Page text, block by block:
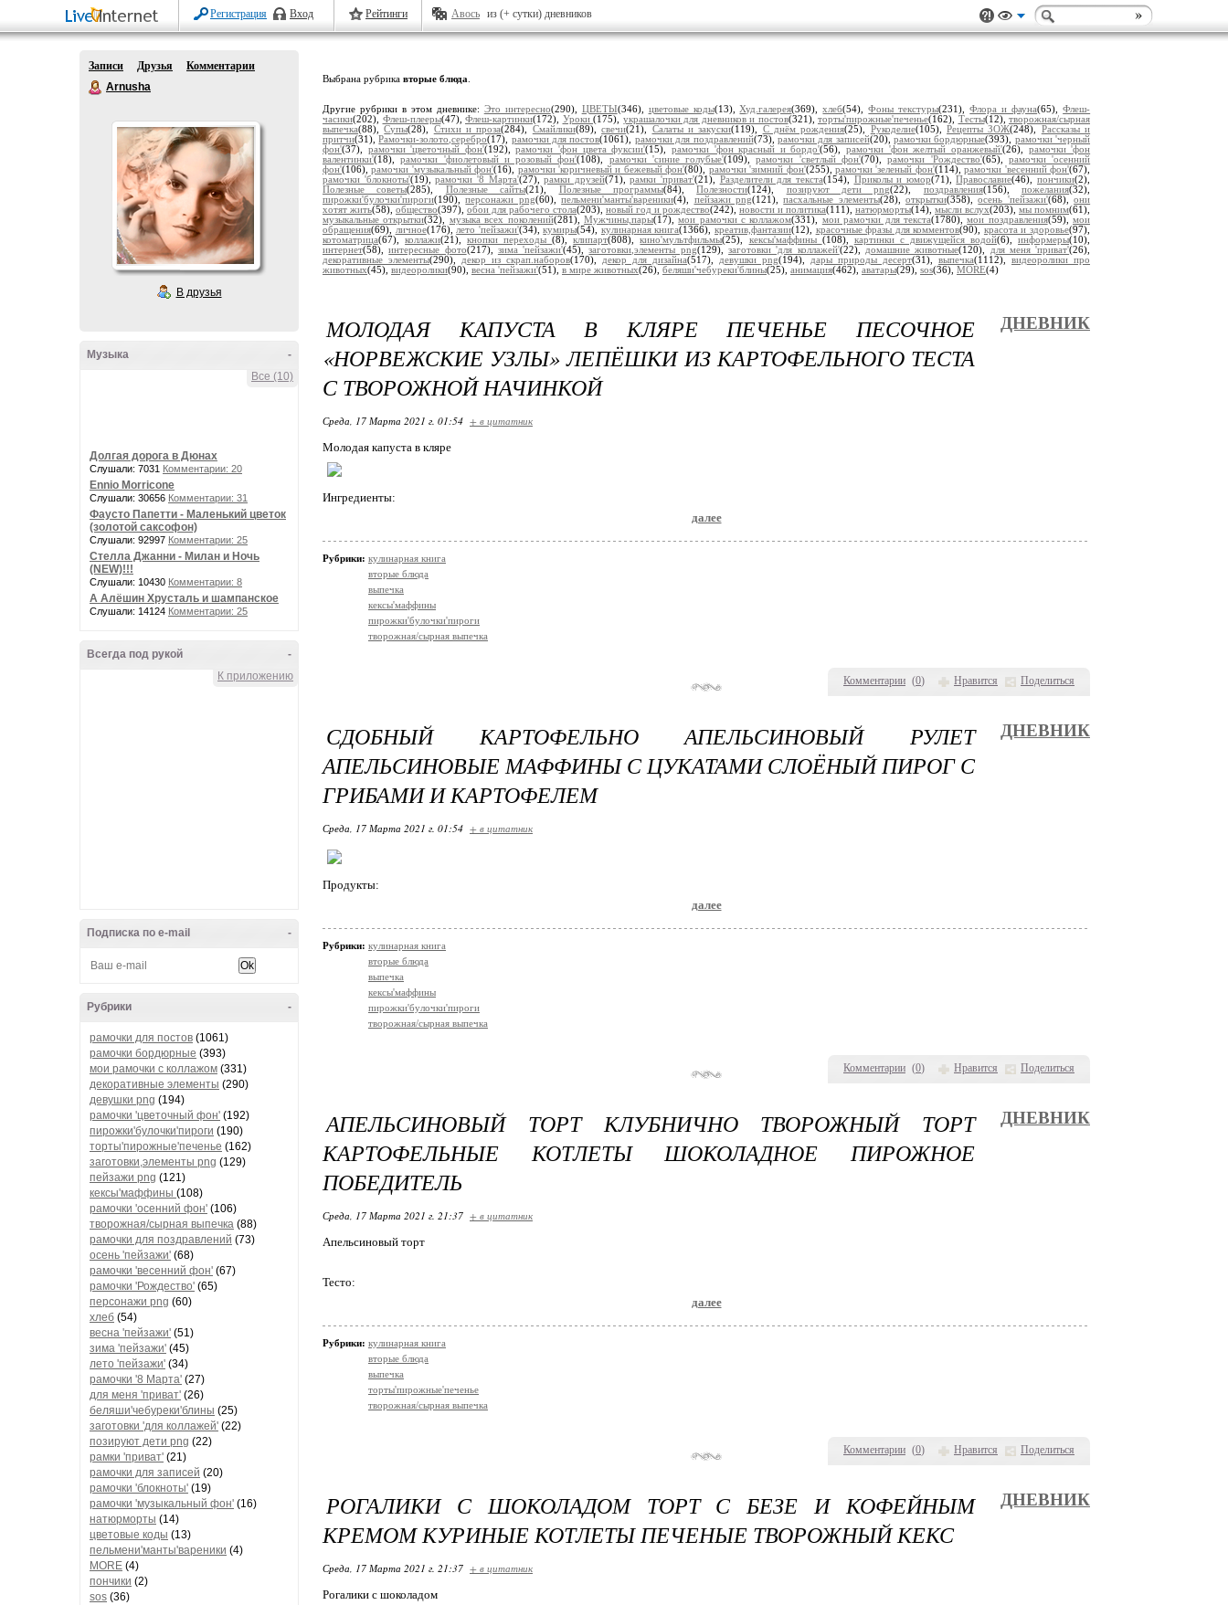
Регистрация Вход Рейтинги Авось из (+ сутки) дневников
Записи Друзья
Комментарии
Arnusha
В друзья
-
Музыка
Все (10)
Долгая дорога в Дюнах
Слушали: 7031 Комментарии: 20
Ennio Morricone
Слушали: 30656 Комментарии: 31
Фаусто Папетти - Маленький цветок
(золотой саксофон)
Слушали: 92997 Комментарии: 25
Стелла Джанни - Милан и Ночь
(NEW)!!!
Слушали: 10430 Комментарии: 8
А Алёшин Хрусталь и шампанское
Слушали: 14124 Комментарии: 25
-
Всегда под рукой
К приложению
-
Подписка по e-mail
-
Рубрики
рамочки для постов (1061)
рамочки бордюрные (393)
мои рамочки с коллажом (331)
декоративные элементы (290)
девушки png (194)
рамочки 'цветочный фон' (192)
пирожки'булочки'пироги (190)
торты'пирожные'печенье (162)
заготовки,элементы png (129)
пейзажи png (121)
кексы'маффины (108)
рамочки 'осенний фон' (106)
творожная/сырная выпечка (88)
рамочки для поздравлений (73)
осень 'пейзажи' (68)
рамочки 'весенний фон' (67)
рамочки 'Рождество' (65)
персонажи png (60)
хлеб (54)
весна 'пейзажи' (51)
зима 'пейзажи' (45)
лето 'пейзажи' (34)
рамочки '8 Марта' (27)
для меня 'приват' (26)
беляши'чебуреки'блины (25)
заготовки 'для коллажей' (22)
позируют дети png (22)
рамки 'приват' (21)
рамочки для записей (20)
рамочки 'блокноты' (19)
рамочки 'музыкальный фон' (16)
натюрморты (14)
цветовые коды (13)
пельмени'манты'вареники (4)
MORE (4)
пончики (2)
sos (36)
Выбрана рубрика вторые блюда
Другие рубрики в этом дневнике: Это интересно(290), ЦВЕТЫ(346), цветовые коды(13),Худ.галерея(369),хлеб(54),Фоны текстуры(231),Флора и фауна(65),Флеш-
часики(202), Флеш-плееры(47), Флеш-картинки(172), Уроки (175), украшалочки для дневников и постов(321), торты'пирожные'печенье(162), Тесты(12), творожная/сырная
выпечка(88),Супы(28), Стихи и проза(284), Смайлики(89),свечи(21), Салаты и закуски(119), С днём рождения(25), Рукоделие(105),Рецепты ЗОЖ(248), Рассказы и
притчи(31),Рамочки-золото,серебро(17), рамочки для постов(1061), рамочки для поздравлений(73), рамочки для записей(20), рамочки бордюрные(393), рамочки 'черный
фон'(37), рамочки 'цветочный фон'(192),рамочки 'фон цвета фуксии'(15), рамочки 'фон красный и бордо'(56),рамочки 'фон желтый оранжевый'(26), рамочки 'фон
валентинки'(18),рамочки 'фиолетовый и розовый фон'(108), рамочки 'синие голубые'(109),рамочки 'светлый фон'(70),рамочки 'Рождество'(65), рамочки 'осенний
фон'(106),рамочки 'музыкальный фон'(16), рамочки 'коричневый и бежевый фон'(80), рамочки 'зимний фон'(255), рамочки 'зеленый фон'(114),рамочки 'весенний фон'(67),
рамочки 'блокноты'(19),рамочки '8 Марта'(27),рамки друзей(71),рамки 'приват'(21), Разделители для текста(154), Приколы и юмор(71),Православие(46), пончики(2),
Полезные советы(285), Полезные сайты(21), Полезные программы(84),Полезности(124), позируют дети png(22), поздравления(156),пожелания(32),
пирожки'булочки'пироги(190),персонажи png(60),пельмени'манты'вареники(4), пейзажи png(121),пасхальные элементы(28), открытки(358),осень 'пейзажи'(68),они
хотят жить(58), общество(397), обои для рабочего стола(203), новый год и рождество(242), новости и политика(111), натюрморты(14), мысли вслух(203), мы помним(61),
музыкальные открытки(32), музыка всех поколений(281), Мужчины,пары(17),мои рамочки с коллажом(331), мои рамочки для текста(1780),мои поздравления(59), мои
обращения(69), личное(176), лето 'пейзажи'(34),кумиры(54), кулинарная книга(1366),креатив,фантазии(12), красочные фразы для комментов(90), красота и здоровье(97),
котоматрица(67),коллажи(21),кнопки переходы(8),клипарт(808),кино'мультфильмы(25), кексы'маффины (108), картинки с движущейся водой(6),информеры(10),
интернет(58),интересные фото(217), зима 'пейзажи'(45),заготовки,элементы png(129),заготовки 'для коллажей'(22), домашние животные(120), для меня 'приват'(26),
декоративные элементы(290), декор из скрап.наборов(170), декор для дизайна(517), девушки png(194), дары природы десерт(31), выпечка(1112), видеоролики про
животных(45), видеоролики(90), весна 'пейзажи'(51), в мире животных(26), беляши'чебуреки'блины(25), анимация(462), аватары(29), sos(36), MORE(4)
Комментарии (0) Нравится Поделиться
МОЛОДАЯ КАПУСТА В КЛЯРЕ ПЕЧЕНЬЕ ПЕСОЧНОЕ
«НОРВЕЖСКИЕ УЗЛЫ» ЛЕПЁШКИ ИЗ КАРТОФЕЛЬНОГО ТЕСТА
С ТВОРОЖНОЙ НАЧИНКОЙ
ДНЕВНИК
Среда, 17 Марта 2021 г. 01:54 + в цитатник
Молодая капуста в кляре
Ингредиенты:
далее
Рубрики: кулинарная книга
вторые блюда
выпечка
кексы'маффины
пирожки'булочки'пироги
творожная/сырная выпечка
Комментарии (0) Нравится Поделиться
СДОБНЫЙ КАРТОФЕЛЬНО АПЕЛЬСИНОВЫЙ РУЛЕТ
АПЕЛЬСИНОВЫЕ МАФФИНЫ С ЦУКАТАМИ СЛОЁНЫЙ ПИРОГ С
ГРИБАМИ И КАРТОФЕЛЕМ
ДНЕВНИК
Среда, 17 Марта 2021 г. 01:54 + в цитатник
Продукты:
далее
Рубрики: кулинарная книга
вторые блюда
выпечка
кексы'маффины
пирожки'булочки'пироги
творожная/сырная выпечка
Комментарии (0) Нравится Поделиться
АПЕЛЬСИНОВЫЙ ТОРТ КЛУБНИЧНО ТВОРОЖНЫЙ ТОРТ
КАРТОФЕЛЬНЫЕ КОТЛЕТЫ ШОКОЛАДНОЕ ПИРОЖНОЕ
ПОБЕДИТЕЛЬ
ДНЕВНИК
Среда, 17 Марта 2021 г. 21:37 + в цитатник
Апельсиновый торт
Тесто:
далее
Рубрики: кулинарная книга
вторые блюда
выпечка
торты'пирожные'печенье
творожная/сырная выпечка
РОГАЛИКИ С ШОКОЛАДОМ ТОРТ С БЕЗЕ И КОФЕЙНЫМ
КРЕМОМ КУРИНЫЕ КОТЛЕТЫ ПЕЧЕНЫЕ ТВОРОЖНЫЙ КЕКС
ДНЕВНИК
Среда, 17 Марта 2021 г. 21:37 + в цитатник
Рогалики с шоколадом